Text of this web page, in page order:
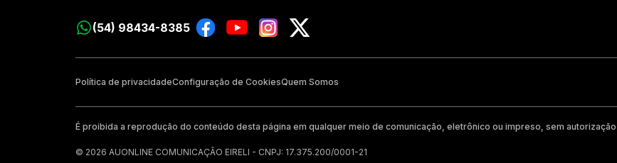
(54) 98434-8385
Política de privacidadeConfiguração de CookiesQuem Somos
É proibida a reprodução do conteúdo desta página em qualquer meio de comunicação, eletrônico ou impreso, sem
© 2026 AUONLINE COMUNICAÇÃO EIRELI - CNPJ: 17.375.200/0001-21